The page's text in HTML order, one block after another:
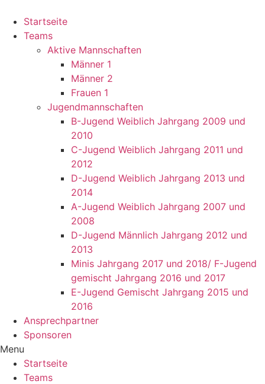
Startseite
Teams
Aktive Mannschaften
Männer 1
Männer 2
Frauen 1
Jugendmannschaften
B-Jugend Weiblich Jahrgang 2009 und
2010
C-Jugend Weiblich Jahrgang 2011 und
2012
D-Jugend Weiblich Jahrgang 2013 und
2014
A-Jugend Weiblich Jahrgang 2007 und
2008
D-Jugend Männlich Jahrgang 2012 und
2013
Minis Jahrgang 2017 und 2018/ F-Jugend
gemischt Jahrgang 2016 und 2017
E-Jugend Gemischt Jahrgang 2015 und
2016
Ansprechpartner
Sponsoren
Menu
Startseite
Teams